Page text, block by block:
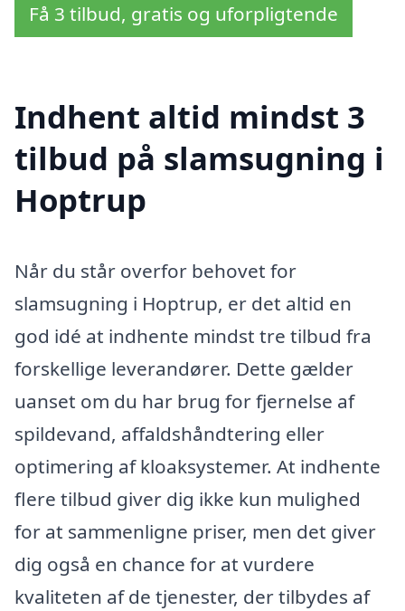
Få 3 tilbud, gratis og uforpligtende
Indhent altid mindst 3
tilbud på slamsugning i
Hoptrup
Når du står overfor behovet for
slamsugning i Hoptrup, er det altid en
god idé at indhente mindst tre tilbud fra
forskellige leverandører. Dette gælder
uanset om du har brug for fjernelse af
spildevand, affaldshåndtering eller
optimering af kloaksystemer. At indhente
flere tilbud giver dig ikke kun mulighed
for at sammenligne priser, men det giver
dig også en chance for at vurdere
kvaliteten af de tjenester, der tilbydes af